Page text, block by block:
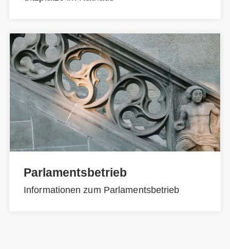
Parlamentsbetrieb
Informationen zum Parlamentsbetrieb